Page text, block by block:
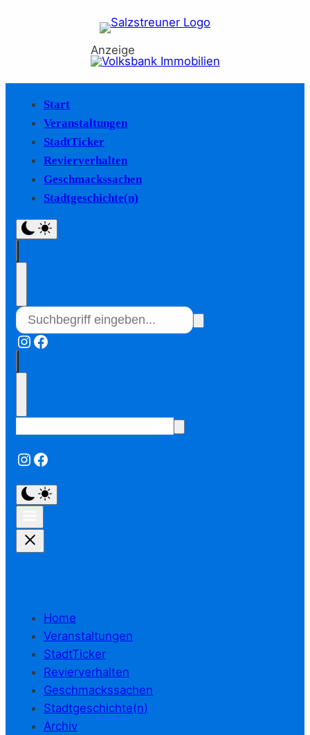
Anzeige
Start
Veranstaltungen
StadtTicker
Revierverhalten
Geschmackssachen
Stadtgeschichte(n)
Instagram
Facebook
Instagram
Facebook
Home
Veranstaltungen
StadtTicker
Revierverhalten
Geschmackssachen
Stadtgeschichte(n)
Archiv